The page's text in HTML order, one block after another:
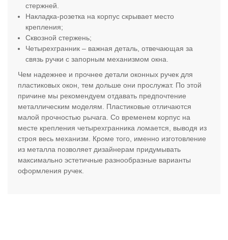
стержней.
Накладка-розетка на корпус скрывает место
крепления;
Сквозной стержень;
Четырехгранник – важная деталь, отвечающая за
связь ручки с запорным механизмом окна.
Чем надежнее и прочнее детали оконных ручек для
пластиковых окон, тем дольше они прослужат. По этой
причине мы рекомендуем отдавать предпочтение
металлическим моделям. Пластиковые отличаются
малой прочностью рычага. Со временем корпус на
месте крепления четырехгранника ломается, выводя из
строя весь механизм. Кроме того, именно изготовление
из металла позволяет дизайнерам придумывать
максимально эстетичные разнообразные варианты
оформления ручек.